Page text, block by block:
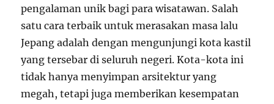
pengalaman unik bagi para wisatawan. Salah
satu cara terbaik untuk merasakan masa lalu
Jepang adalah dengan mengunjungi kota kastil
yang tersebar di seluruh negeri. Kota-kota ini
tidak hanya menyimpan arsitektur yang
megah, tetapi juga memberikan kesempatan